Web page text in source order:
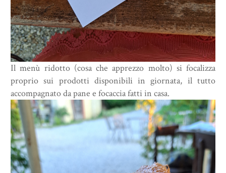
Il menù ridotto (cosa che apprezzo molto) si focalizza
proprio sui prodotti disponibili in giornata, il tutto
accompagnato da pane e focaccia fatti in casa.